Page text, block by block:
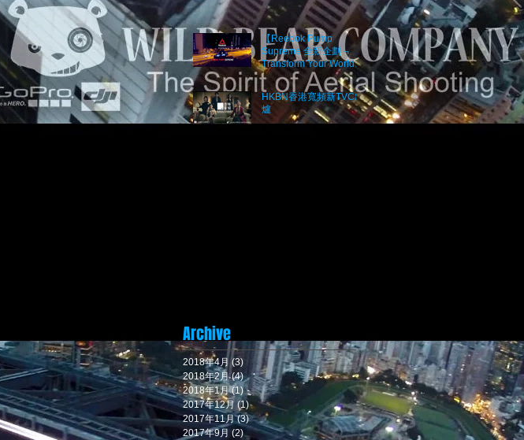
【Reebok Pump
Supreme 全新企劃 –
Transform Your World】
Project 2017
HKBN香港寬頻新TVC出
爐
Archive
2018年4月 (3) 3 篇文章
2018年2月 (4)4 篇文章
2018年1月 (1)1 篇文章
2017年12月 (1)1 篇文章
2017年11月 (3)3 篇文章
2017年9月 (2)2 篇文章